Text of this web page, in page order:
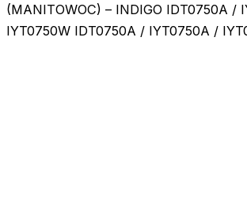
(MANITOWOC) – INDIGO IDT0750A /
IYT0750W IDT0750A / IYT0750A /